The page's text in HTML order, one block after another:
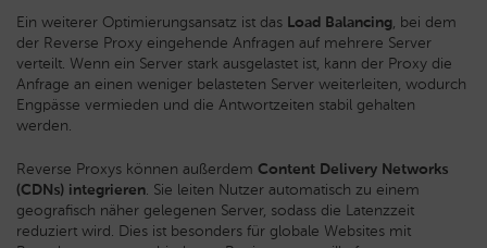
Ein weiterer Optimierungsansatz ist das Load Balancing, bei dem
der Reverse Proxy eingehende Anfragen auf mehrere Server
verteilt. Wenn ein Server stark ausgelastet ist, kann der Proxy die
Anfrage an einen weniger belasteten Server weiterleiten, wodurch
Engpässe vermieden und die Antwortzeiten stabil gehalten
werden.
Reverse Proxys können außerdem Content Delivery Networks
(CDNs) integrieren. Sie leiten Nutzer automatisch zu einem
geografisch näher gelegenen Server, sodass die Latenzzeit
reduziert wird. Dies ist besonders für globale Websites mit